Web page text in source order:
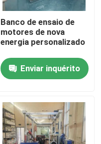
Banco de ensaio de
motores de nova
energia personalizado
Enviar inquérito